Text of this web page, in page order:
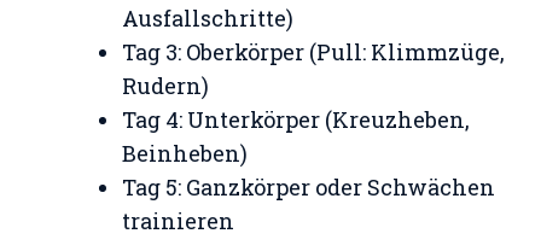
Ausfallschritte)
Tag 3: Oberkörper (Pull: Klimmzüge,
Rudern)
Tag 4: Unterkörper (Kreuzheben,
Beinheben)
Tag 5: Ganzkörper oder Schwächen
trainieren